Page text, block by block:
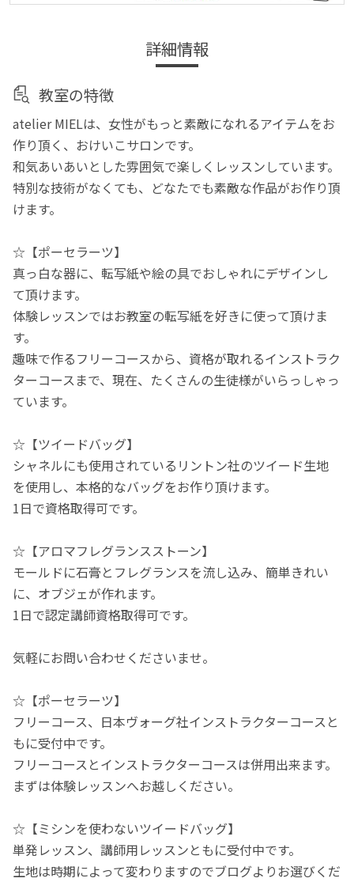
詳細情報
教室の特徴
atelier MIELは、女性がもっと素敵になれるアイテムをお
作り頂く、おけいこサロンです。
和気あいあいとした雰囲気で楽しくレッスンしています。
特別な技術がなくても、どなたでも素敵な作品がお作り頂
けます。
☆【ポーセラーツ】
真っ白な器に、転写紙や絵の具でおしゃれにデザインし
て頂けます。
体験レッスンではお教室の転写紙を好きに使って頂けま
す。
趣味で作るフリーコースから、資格が取れるインストラク
ターコースまで、現在、たくさんの生徒様がいらっしゃっ
ています。
☆【ツイードバッグ】
シャネルにも使用されているリントン社のツイード生地
を使用し、本格的なバッグをお作り頂けます。
1日で資格取得可です。
☆【アロマフレグランスストーン】
モールドに石膏とフレグランスを流し込み、簡単きれい
に、オブジェが作れます。
1日で認定講師資格取得可です。
気軽にお問い合わせくださいませ。
☆【ポーセラーツ】
フリーコース、日本ヴォーグ社インストラクターコースと
もに受付中です。
フリーコースとインストラクターコースは併用出来ます。
まずは体験レッスンへお越しください。
☆【ミシンを使わないツイードバッグ】
単発レッスン、講師用レッスンともに受付中です。
生地は時期によって変わりますのでブログよりお選びくだ